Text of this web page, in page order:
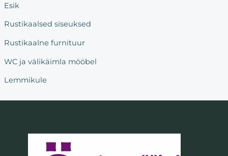
:Esik
Rustikaalsed siseuksed
Rustikaalne furnituur
WC ja välikäimla mööbel
Lemmikule